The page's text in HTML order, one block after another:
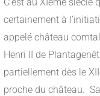
certainement à
appelé château
Henri II de
partiellement dès le
proche du château.